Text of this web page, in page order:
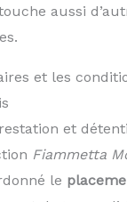
aussi
et les
et
Fiammetta
le